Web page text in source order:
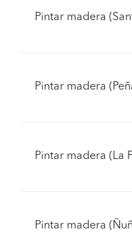
Pintar madera
Pintar madera
Pintar madera (La
Pintar madera